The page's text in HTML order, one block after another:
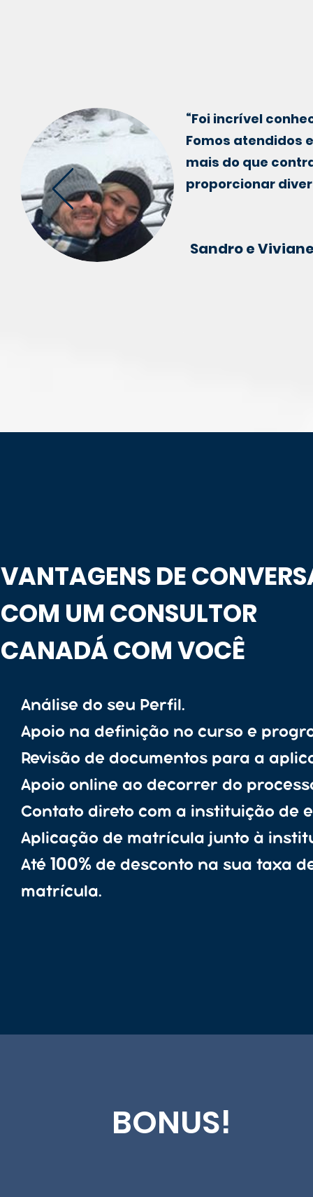
“Foi incrível
Fomos atendidos
mais do que
proporcionar
Sandro e
VANTAGENS DE
COM UM CONSULTOR
CANADÁ COM VOCÊ
Análise do seu Perfil.
Apoio na definição no curso e
Revisão de documentos para a
Apoio online ao decorrer do
Contato direto com a instituição de
Aplicação de matrícula junto à
Até 100% de desconto na sua taxa
matrícula.
BONUS!